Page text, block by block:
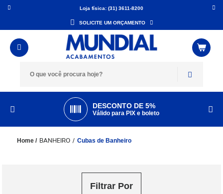
Loja física: (31) 3611-8200
SOLICITE UM ORÇAMENTO
DESCONTO DE 5%
Válido para PIX e boleto
BANHEIRO Cubas de Banheiro
Filtrar Por